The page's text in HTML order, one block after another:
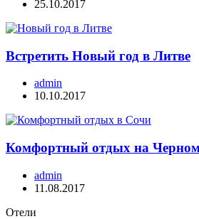
25.10.2017
Встретить Новый год в Литве
admin
10.10.2017
Комфортный отдых на
admin
11.08.2017
Отели